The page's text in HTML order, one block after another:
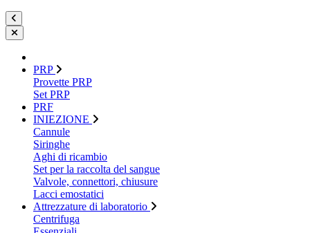
PRP
Provette PRP
Set PRP
PRF
INIEZIONE
Cannule
Siringhe
Aghi di ricambio
Set per la raccolta del sangue
Valvole, connettori, chiusure
Lacci emostatici
Attrezzature di laboratorio
Centrifuga